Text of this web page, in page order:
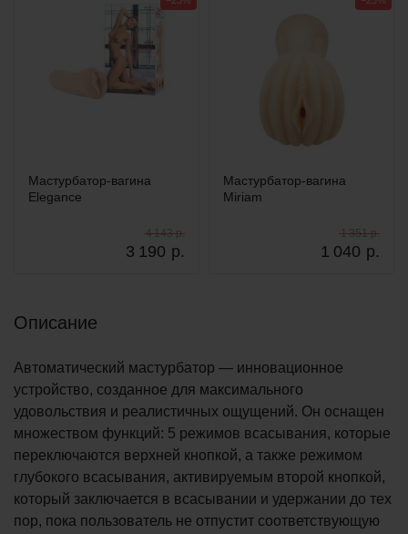
Мастурбатор-вагина
Elegance
3 190 р.
4 143 р.
Мастурбатор-вагина
Miriam
1 040 р.
1 351 р.
Описание
Автоматический мастурбатор — инновационное
устройство, созданное для максимального
удовольствия и реалистичных ощущений. Он оснащен
множеством функций: 5 режимов всасывания, которые
переключаются верхней кнопкой, а также режимом
глубокого всасывания, активируемым второй кнопкой,
который заключается в всасывании и удержании до тех
пор, пока пользователь не отпустит соответствующую